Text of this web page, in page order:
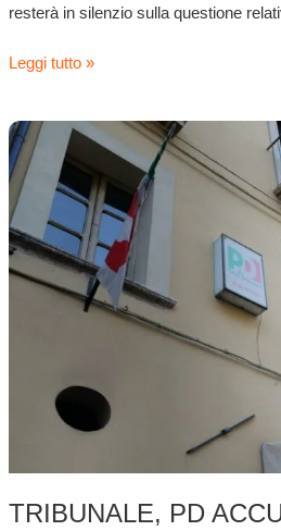
resterà in silenzio sulla questione
Leggi tutto »
TRIBUNALE, PD
Tribunale,
PD
accusa:
Tirabassi
smentito
dai
suoi